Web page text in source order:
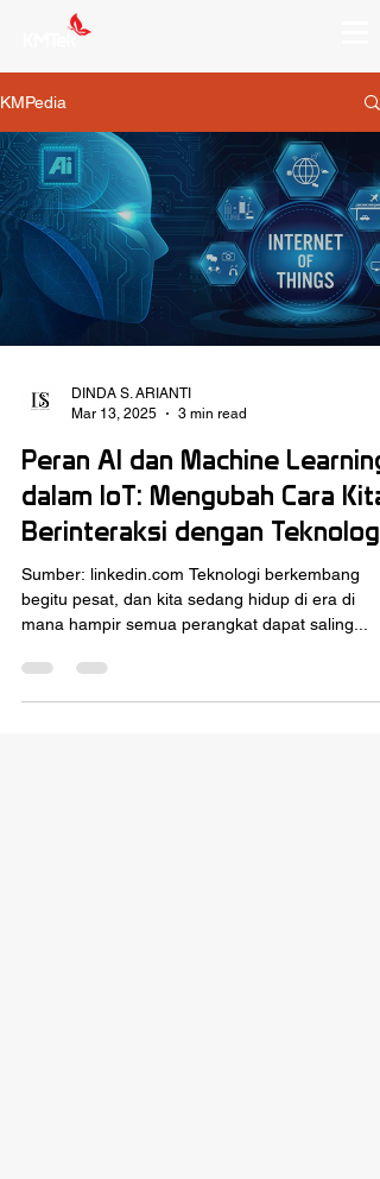
KMPedia
DINDA S. ARIANTI
Mar 13, 2025
3 min read
Peran AI dan Machine Learning
dalam IoT: Mengubah Cara Kita
Berinteraksi dengan Teknologi
Sumber: linkedin.com Teknologi berkembang
begitu pesat, dan kita sedang hidup di era di
mana hampir semua perangkat dapat saling...